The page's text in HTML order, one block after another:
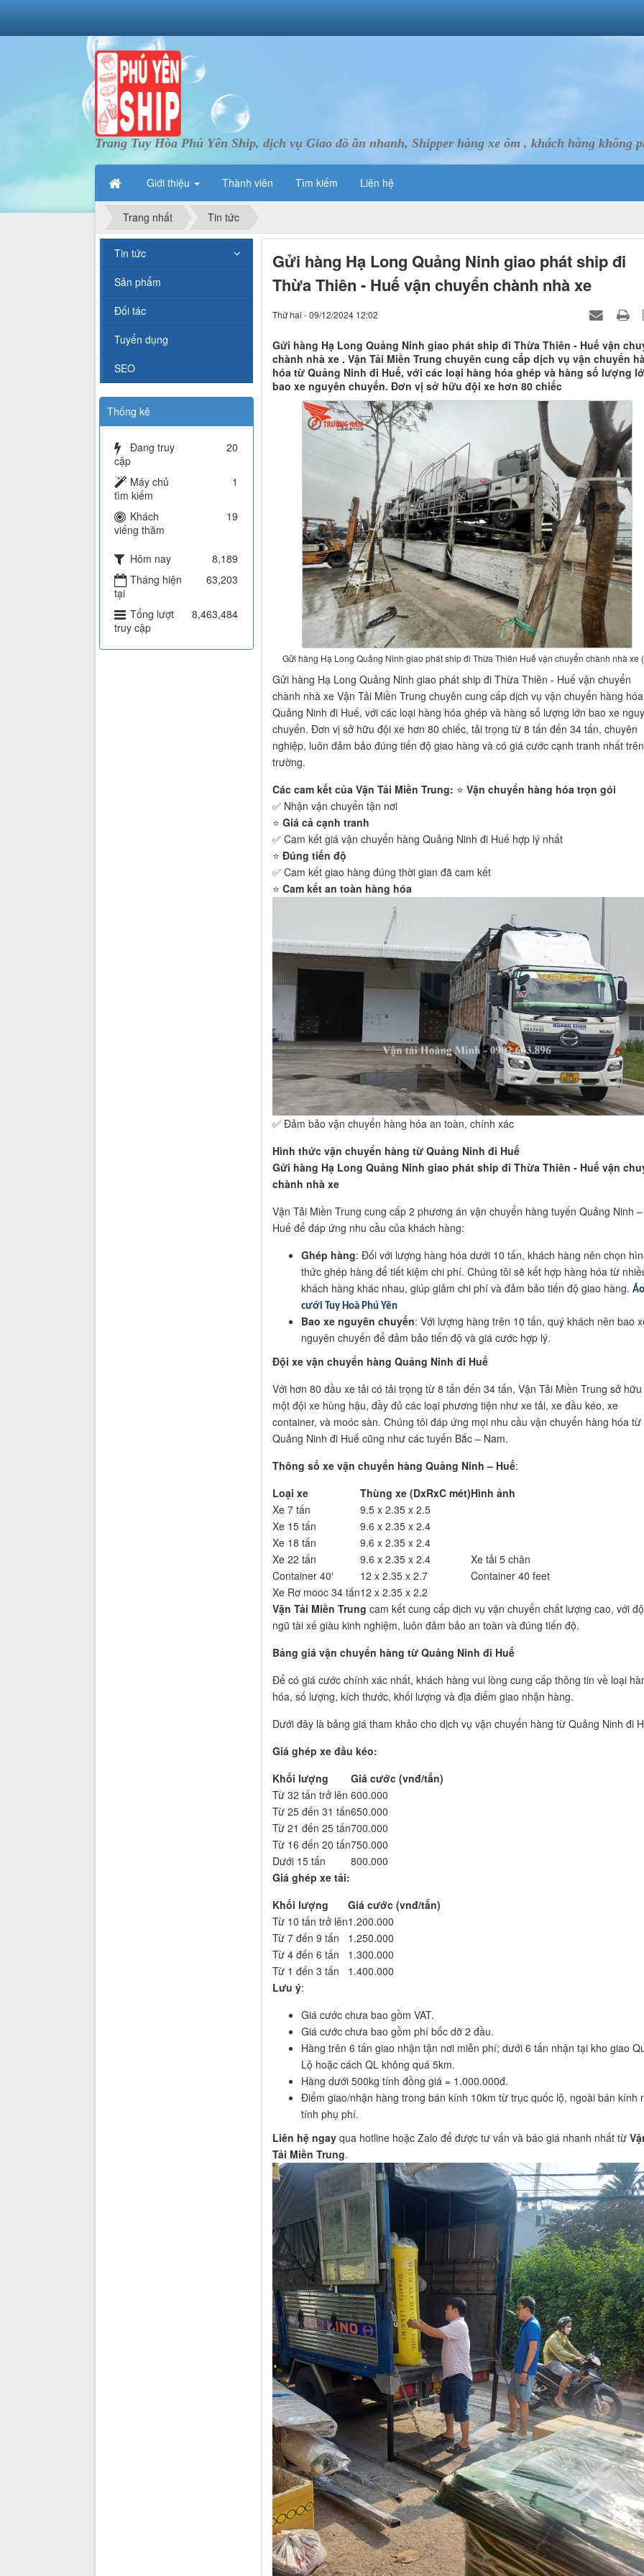
Trang Tuy Hòa Phú Yên Ship, dịch vụ Giao đồ ăn nhanh, Shipper hàng xe ôm , khách hàng không
Giới thiệu Thành viên Tìm kiếm Liên hệ
Trang nhất Tin tức
Gửi hàng Hạ Long Quảng Ninh giao phát ship đi
Thừa Thiên - Huế vận chuyển chành nhà xe
Thứ hai - 09/12/2024 12:02
Gửi hàng Hạ Long Quảng Ninh giao phát ship đi Thừa Thiên - Huế vận
chành nhà xe . Vận Tải Miền Trung chuyên cung cấp dịch vụ vận chuyển
hóa từ Quảng Ninh đi Huế, với các loại hàng hóa ghép và hàng số lượng
bao xe nguyên chuyến. Đơn vị sở hữu đội xe hơn 80 chiếc
Gửi hàng Hạ Long Quảng Ninh giao phát ship đi Thừa Thiên Huế vận chuyển chành nhà xe
Gửi hàng Hạ Long Quảng Ninh giao phát ship đi Thừa Thiên - Huế vận chuyển
chành nhà xe Vận Tải Miền Trung chuyên cung cấp dịch vụ vận chuyển hàng
Quảng Ninh đi Huế, với các loại hàng hóa ghép và hàng số lượng lớn bao xe
chuyến. Đơn vị sở hữu đội xe hơn 80 chiếc, tải trọng từ 8 tấn đến 34 tấn, chuyên
nghiệp, luôn đảm bảo đúng tiến độ giao hàng và có giá cước cạnh tranh nhất
trường.
Các cam kết của Vận Tải Miền Trung: ⭐️ Vận chuyển hàng hóa trọn gói
✅ Nhận vận chuyển tận nơi
⭐️ Giá cả cạnh tranh
✅ Cam kết giá vận chuyển hàng Quảng Ninh đi Huế hợp lý nhất
⭐️ Đúng tiến độ
✅ Cam kết giao hàng đúng thời gian đã cam kết
⭐️ Cam kết an toàn hàng hóa
✅ Đảm bảo vận chuyển hàng hóa an toàn, chính xác
Hình thức vận chuyển hàng từ Quảng Ninh đi Huế
Gửi hàng Hạ Long Quảng Ninh giao phát ship đi Thừa Thiên - Huế vận
chành nhà xe
Vận Tải Miền Trung cung cấp 2 phương án vận chuyển hàng tuyến Quảng Ninh –
Huế để đáp ứng nhu cầu của khách hàng:
Ghép hàng: Đối với lượng hàng hóa dưới 10 tấn, khách hàng nên chọn
thức ghép hàng để tiết kiệm chi phí. Chúng tôi sẽ kết hợp hàng hóa từ
khách hàng khác nhau, giúp giảm chi phí và đảm bảo tiến độ giao hàng. Áo
cưới Tuy Hoà Phú Yên
Bao xe nguyên chuyến: Với lượng hàng trên 10 tấn, quý khách nên bao
nguyên chuyến để đảm bảo tiến độ và giá cước hợp lý.
Đội xe vận chuyển hàng Quảng Ninh đi Huế
Với hơn 80 đầu xe tải có tải trọng từ 8 tấn đến 34 tấn, Vận Tải Miền Trung sở hữu
một đội xe hùng hậu, đầy đủ các loại phương tiện như xe tải, xe đầu kéo, xe
container, và moóc sàn. Chúng tôi đáp ứng mọi nhu cầu vận chuyển hàng hóa từ
Quảng Ninh đi Huế cũng như các tuyến Bắc – Nam.
Thông số xe vận chuyển hàng Quảng Ninh – Huế:
Loại xe
Thùng xe (DxRxC mét)Hình ảnh
Xe 7 tấn
9.5 x 2.35 x 2.5
Xe 15 tấn
9.6 x 2.35 x 2.4
Xe 18 tấn
9.6 x 2.35 x 2.4
Xe 22 tấn
9.6 x 2.35 x 2.4
Xe tải 5 chân
Container 40′
12 x 2.35 x 2.7
Container 40 feet
Xe Rơ mooc 34 tấn12 x 2.35 x 2.2
Vận Tải Miền Trung cam kết cung cấp dịch vụ vận chuyển chất lượng cao, với
ngũ tài xế giàu kinh nghiệm, luôn đảm bảo an toàn và đúng tiến độ.
Bảng giá vận chuyển hàng từ Quảng Ninh đi Huế
Để có giá cước chính xác nhất, khách hàng vui lòng cung cấp thông tin về loại
hóa, số lượng, kích thước, khối lượng và địa điểm giao nhận hàng.
Dưới đây là bảng giá tham khảo cho dịch vụ vận chuyển hàng từ Quảng Ninh đi
Giá ghép xe đầu kéo:
Khối lượng
Giá cước (vnđ/tấn)
Từ 32 tấn trở lên 600.000
Từ 25 đến 31 tấn650.000
Từ 21 đến 25 tấn700.000
Từ 16 đến 20 tấn750.000
Dưới 15 tấn
800.000
Giá ghép xe tải:
Khối lượng
Giá cước (vnđ/tấn)
Từ 10 tấn trở lên1.200.000
Từ 7 đến 9 tấn
1.250.000
Từ 4 đến 6 tấn
1.300.000
Từ 1 đến 3 tấn
1.400.000
Lưu ý:
Giá cước chưa bao gồm VAT.
Giá cước chưa bao gồm phí bốc dỡ 2 đầu.
Hàng trên 6 tấn giao nhận tận nơi miễn phí; dưới 6 tấn nhận tại kho giao
Lộ hoặc cách QL không quá 5km.
Hàng dưới 500kg tính đồng giá = 1.000.000đ.
Điểm giao/nhận hàng trong bán kính 10km từ trục quốc lộ, ngoài bán kính
tính phụ phí.
Liên hệ ngayqua hotline hoặc Zalo để được tư vấn và báo giá nhanh nhất từ
Tải Miền Trung.
Tin tức
Sản phẩm
Đối tác
Tuyển dụng
SEO
Thống kê
Đang truy
cập
20
Máy chủ
tìm kiếm
1
Khách
viếng thăm
19
Hôm nay
8,189
Tháng hiện
tại
63,203
Tổng lượt
truy cập
8,463,484